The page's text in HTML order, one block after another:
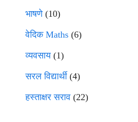
भाषणे(10)
वेदिक Maths (6)
व्यवसाय(1)
सरल विद्यार्थी(4)
हस्ताक्षर सराव (22)